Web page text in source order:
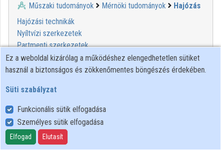
Műszaki tudományok Mérnöki tudományok
Hajózás
Hajózási technikák
Nyíltvízi szerkezetek
Partmenti szerkezetek
Felhasználói szabályzat
Adatkezelési tájékoztató
Süti szabályzat
Ez a weboldal kizárólag a működéshez elengedhetetlen sütiket
használ a biztonságos és zökkenőmentes böngészés érdekében.
Süti szabályzat
Funkcionális sütik elfogadása
Személyes sütik elfogadása
Elfogad Elutasít